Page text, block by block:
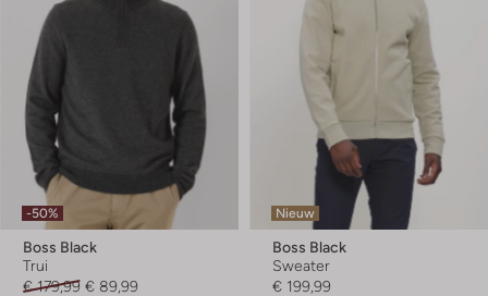
-50%
Boss Black
Trui
€ 179,99 € 89,99
Nieuw
Boss Black
Sweater
€ 199,99